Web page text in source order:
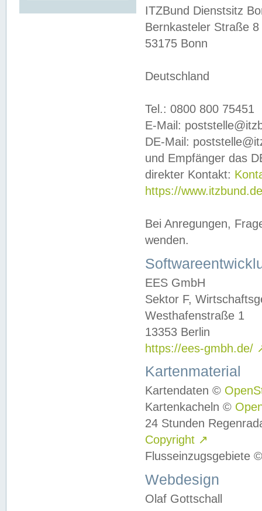
ITZBund Dienstsitz
Bernkasteler Straße 8
53175 Bonn
Deutschland
Tel.: 0800 800 75451
E-Mail:
DE-Mail:
und Empfänger das
direkter Kontakt:
https://
Bei Anregungen,
wenden.
EES GmbH
Sektor F,
Westhafenstraße 1
13353 Berlin
https://ees-gmbh.de/
Kartenmaterial
Kartendaten ©
Kartenkacheln ©
24 Stunden
Copyright ↗
Flusseinzugsgebiete
Webdesign
Olaf Gottschall